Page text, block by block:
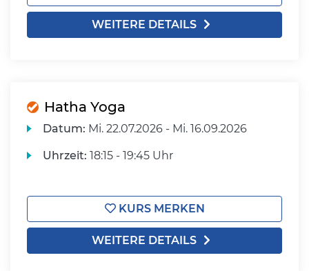
WEITERE DETAILS
Hatha Yoga
Datum: Mi. 22.07.2026 - Mi. 16.09.2026
Uhrzeit: 18:15 - 19:45 Uhr
KURS MERKEN
WEITERE DETAILS